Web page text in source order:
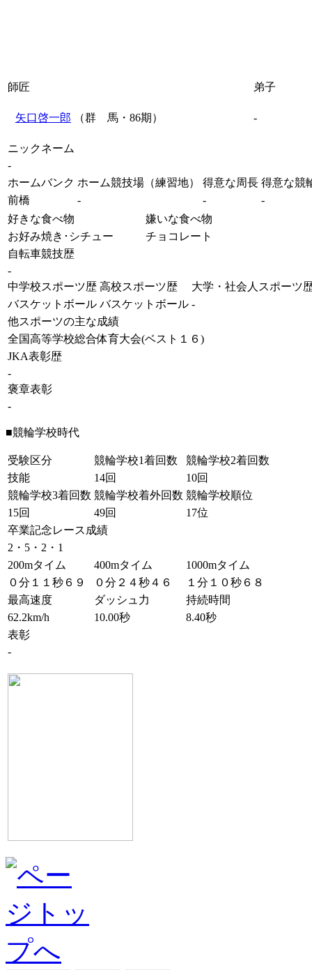
師匠 弟子
矢口啓一郎 （群 馬・86期） -
ニックネーム
-
ホームバンク ホーム競技場（練習地） 得意な周長 得意な競
前橋
- -
-
好きな食べ物
嫌いな食べ物
お好み焼き･シチュー
チョコレート
自転車競技歴
-
中学校スポーツ歴 高校スポーツ歴
大学・社会人スポーツ
バスケットボール バスケットボール -
他スポーツの主な成績
全国高等学校総合体育大会(ベスト１６)
JKA表彰歴
-
褒章表彰
-
■競輪学校時代
受験区分 競輪学校1着回数
競輪学校2着回数
技能
14回
10回
競輪学校3着回数 競輪学校着外回数 競輪学校順位
15回
49回
17位
卒業記念レース成績
2・5・2・1
200mタイム
400mタイム
1000mタイム
０分１１秒６９
０分２４秒４６
１分１０秒６８
最高速度
ダッシュ力
持続時間
62.2km/h
10.00秒
8.40秒
表彰
-